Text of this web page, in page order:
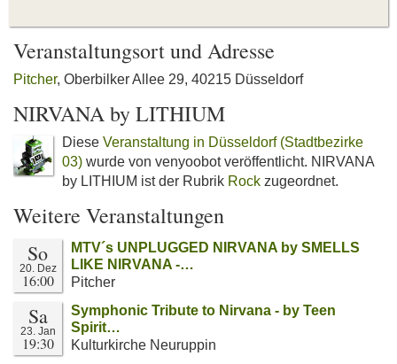
Veranstaltungsort und Adresse
Pitcher, Oberbilker Allee 29, 40215 Düsseldorf
NIRVANA by LITHIUM
Diese Veranstaltung in Düsseldorf (Stadtbezirke
03) wurde von venyoobot veröffentlicht. NIRVANA
by LITHIUM ist der Rubrik Rock zugeordnet.
Weitere Veranstaltungen
So
20. Dez
16:00
MTV´s UNPLUGGED NIRVANA by SMELLS
LIKE NIRVANA -…
Pitcher
Sa
23. Jan
19:30
Symphonic Tribute to Nirvana - by Teen
Spirit…
Kulturkirche Neuruppin